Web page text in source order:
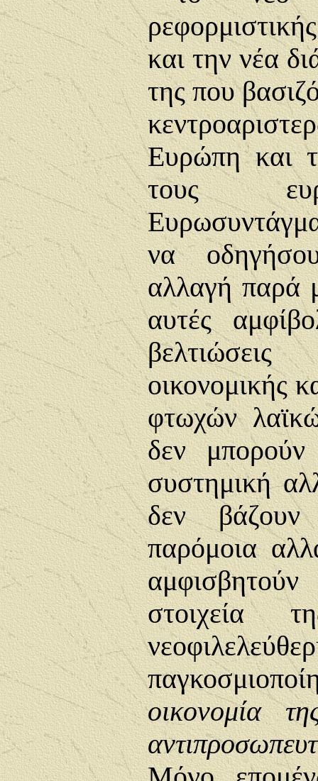
και την νέα
της που
Ευρώπη και
τους
να
αλλαγή παρά
αυτές
οικονομικής
φτωχών
δεν
συστημική
δεν
παρόμοια
στοιχεία
οικονομία